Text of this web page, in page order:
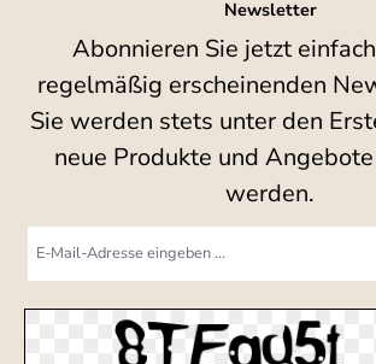
Newsletter
Abonnieren Sie jetzt
regelmäßig erscheinenden
Sie werden stets unter den
neue Produkte und
werden.
Mail-